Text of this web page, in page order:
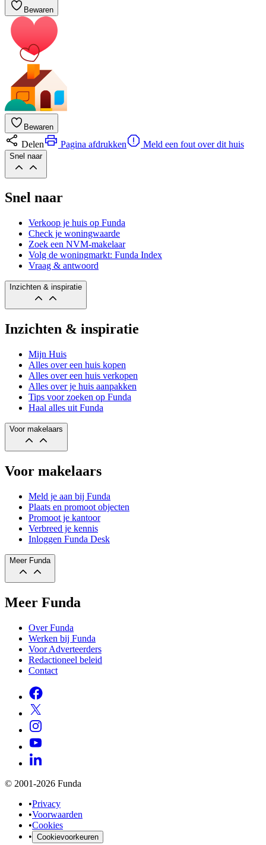
Bewaren
Bewaren
Delen Pagina afdrukken Meld een fout over dit huis
Snel naar
Snel naar
Verkoop je huis op Funda
Check je woningwaarde
Zoek een NVM-makelaar
Volg de woningmarkt: Funda Index
Vraag & antwoord
Inzichten & inspiratie
Inzichten & inspiratie
Mijn Huis
Alles over een huis kopen
Alles over een huis verkopen
Alles over je huis aanpakken
Tips voor zoeken op Funda
Haal alles uit Funda
Voor makelaars
Voor makelaars
Meld je aan bij Funda
Plaats en promoot objecten
Promoot je kantoor
Verbreed je kennis
Inloggen Funda Desk
Meer Funda
Meer Funda
Over Funda
Werken bij Funda
Voor Adverteerders
Redactioneel beleid
Contact
© 2001-2026 Funda
•Privacy
•Voorwaarden
•Cookies
• Cookievoorkeuren